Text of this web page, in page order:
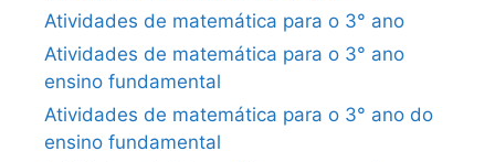
Atividades de matemática para o 3° ano
Atividades de matemática para o 3° ano
ensino fundamental
Atividades de matemática para o 3° ano do
ensino fundamental